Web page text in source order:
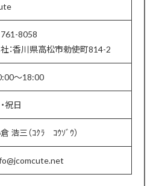
8058
：香川県高松市勅使町814-2
〜18:00
祝日
浩三（ｺｸﾗ ｺｳｿﾞｳ）